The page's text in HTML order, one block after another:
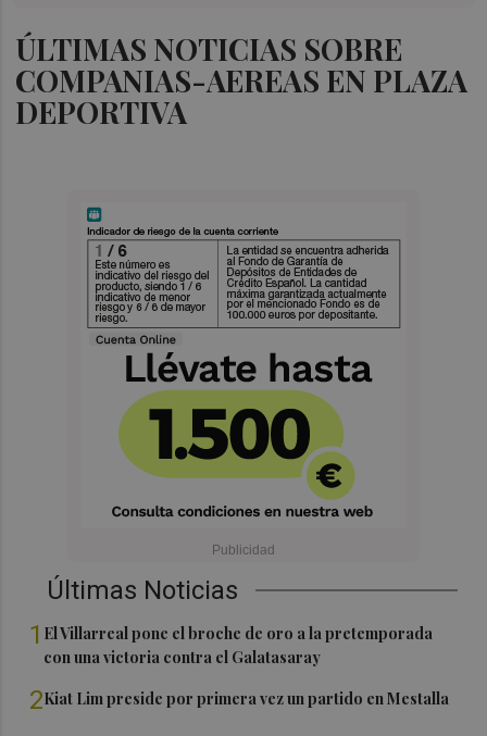
ÚLTIMAS NOTICIAS SOBRE
COMPANIAS-AEREAS EN PLAZA
DEPORTIVA
Últimas Noticias
1 El Villarreal pone el broche de oro a la pretemporada
con una victoria contra el Galatasaray
2Kiat Lim preside por primera vez un partido en Mestalla